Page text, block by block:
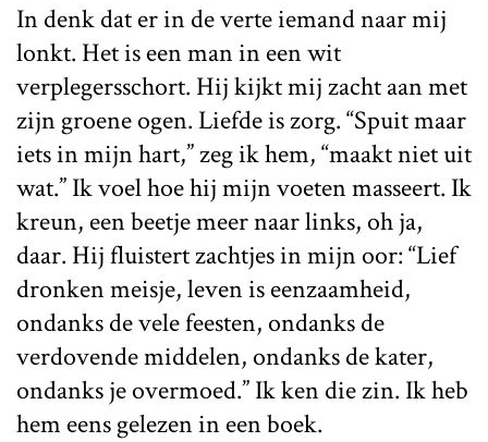
In denk dat er in de verte iemand naar mij
lonkt. Het is een man in een wit
verplegersschort. Hij kijkt mij zacht aan met
zijn groene ogen. Liefde is zorg. “Spuit maar
iets in mijn hart,” zeg ik hem, “maakt niet uit
wat.” Ik voel hoe hij mijn voeten masseert. Ik
kreun, een beetje meer naar links, oh ja,
daar. Hij fluistert zachtjes in mijn oor: “Lief
dronken meisje, leven is eenzaamheid,
ondanks de vele feesten, ondanks de
verdovende middelen, ondanks de kater,
ondanks je overmoed.” Ik ken die zin. Ik heb
hem eens gelezen in een boek.